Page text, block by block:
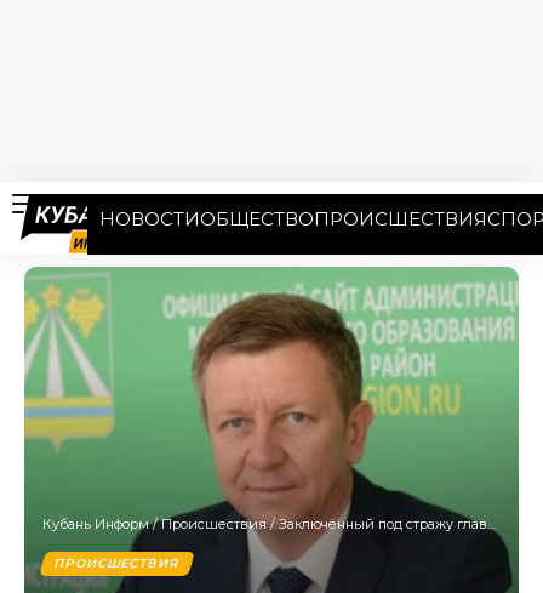
НОВОСТИОБЩЕСТВОПРОИСШЕСТВИЯ
Кубань Информ/Происшествия/Заключённый под стражу глава Крымского района подал на апелляцию
ПРОИСШЕСТВИЯ